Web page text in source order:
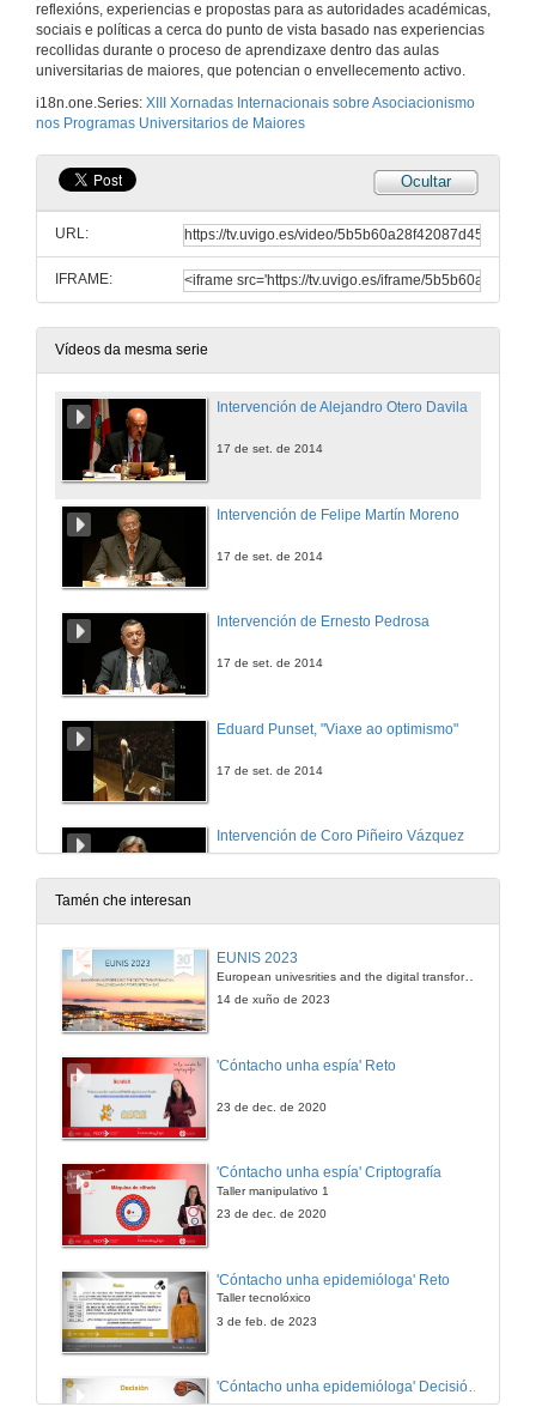
reflexións, experiencias e propostas para as autoridades académicas,
sociais e políticas a cerca do punto de vista basado nas experiencias
recollidas durante o proceso de aprendizaxe dentro das aulas
universitarias de maiores, que potencian o envellecemento activo.
i18n.one.Series: XIII Xornadas Internacionais sobre Asociacionismo
nos Programas Universitarios de Maiores
Ocultar
URL:
IFRAME:
Vídeos da mesma serie
Intervención de Alejandro Otero Davila
17 de set. de 2014
Intervención de Felipe Martín Moreno
17 de set. de 2014
Intervención de Ernesto Pedrosa
17 de set. de 2014
Eduard Punset, "Viaxe ao optimismo"
17 de set. de 2014
Intervención de Coro Piñeiro Vázquez
17 de set. de 2014
17 de set. de 2014
18 de set. de 2014
18 de set. de 2014
Tamén che interesan
EUNIS 2023
European univesrities and the digital transformation: challenges and opportunities ahead
14 de xuño de 2023
'Cóntacho unha espía' Reto
23 de dec. de 2020
'Cóntacho unha espía' Criptografía
Taller manipulativo 1
23 de dec. de 2020
'Cóntacho unha epidemióloga' Reto
Taller tecnolóxico
3 de feb. de 2023
'Cóntacho unha epidemióloga' Decisións nun partido de baloncesto 4